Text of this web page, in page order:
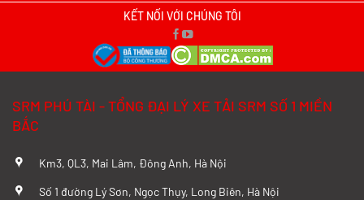
Nên xuống tiền cho mẫu xe nào?
Xem chi tiết >>
K01S Từ A–Z
So sánh chi tiết SRM T20A và Tera 100
KẾT NỐI VỚI CHÚNG TÔI
SRM PHÚ TÀI - TỔNG ĐẠI LÝ XE TẢI SRM SỐ 1 MIỀN
BẮC
Km3, QL3, Mai Lâm, Đông Anh, Hà Nội
Số 1 đường Lý Sơn, Ngọc Thụy, Long Biên, Hà Nội